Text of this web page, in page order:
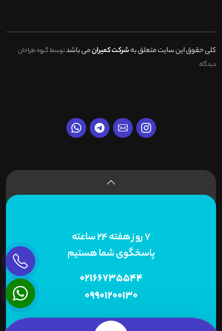
کلی حقوق این سایت متعلق بهشرکت کمیرانمی باشدتوسط گروه طراحان
دیدگاه
7 روز هفته 24 ساعته
پاسخگوی شما هستیم
02166735544
09901200130